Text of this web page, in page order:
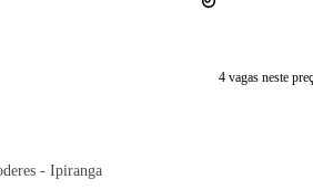
4 vagas neste
- Ipiranga